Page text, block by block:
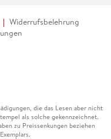
Widerrufsbelehrung
die das Lesen aber nicht
als solche gekennzeichnet.
zu Preissenkungen beziehen